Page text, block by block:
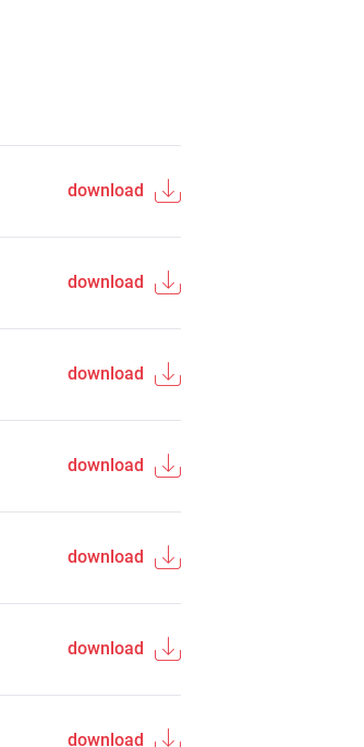
download
download
download
download
download
download
download